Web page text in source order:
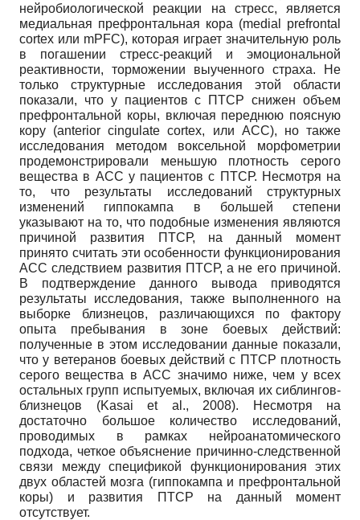
нейробиологической реакции на стресс, является
медиальная префронтальная кора (medial prefrontal
cortex или mPFC), которая играет значительную роль
в погашении стресс-реакций и эмоциональной
реактивности, торможении выученного страха. Не
только структурные исследования этой области
показали, что у пациентов с ПТСР снижен объем
префронтальной коры, включая переднюю поясную
кору (anterior cingulate cortex, или АСС), но также
исследования методом воксельной морфометрии
продемонстрировали меньшую плотность серого
вещества в АСС у пациентов с ПТСР. Несмотря на
то, что результаты исследований структурных
изменений гиппокампа в большей степени
указывают на то, что подобные изменения являются
причиной развития ПТСР, на данный момент
принято считать эти особенности функционирования
АСС следствием развития ПТСР, а не его причиной.
В подтверждение данного вывода приводятся
результаты исследования, также выполненного на
выборке близнецов, различающихся по фактору
опыта пребывания в зоне боевых действий:
полученные в этом исследовании данные показали,
что у ветеранов боевых действий с ПТСР плотность
серого вещества в АСС значимо ниже, чем у всех
остальных групп испытуемых, включая их сиблингов-
близнецов (Kasai et al., 2008). Несмотря на
достаточно большое количество исследований,
проводимых в рамках нейроанатомического
подхода, четкое объяснение причинно-следственной
связи между спецификой функционирования этих
двух областей мозга (гиппокампа и префронтальной
коры) и развития ПТСР на данный момент
отсутствует.